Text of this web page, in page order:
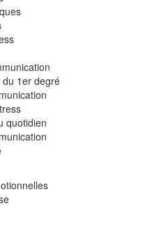
1er degré
quotidien